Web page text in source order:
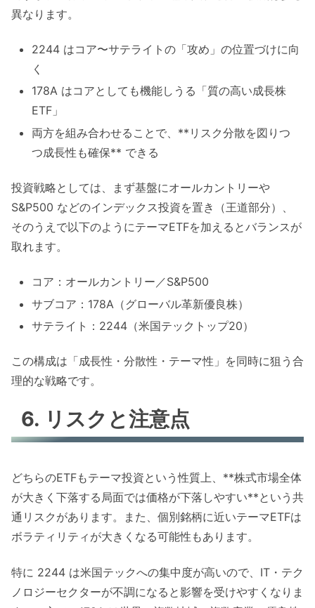
異なります。
2244 はコア〜サテライトの「攻め」の位置づけに向
く
178A はコアとしても機能しうる「質の高い成長株
ETF」
両方を組み合わせることで、**リスク分散を図りつ
つ成長性も確保** できる
投資戦略としては、まず基盤にオールカントリーや
S&P500 などのインデックス投資を置き（王道部分）、
そのうえで以下のようにテーマETFを加えるとバランスが
取れます。
コア：オールカントリー／S&P500
サブコア：178A（グローバル革新優良株）
サテライト：2244（米国テックトップ20）
この構成は「成長性・分散性・テーマ性」を同時に狙う合
理的な戦略です。
6. リスクと注意点
どちらのETFもテーマ投資という性質上、**株式市場全体
が大きく下落する局面では価格が下落しやすい**という共
通リスクがあります。また、個別銘柄に近いテーマETFは
ボラティリティが大きくなる可能性もあります。
特に 2244 は米国テックへの集中度が高いので、IT・テク
ノロジーセクターが不調になると影響を受けやすくなりま